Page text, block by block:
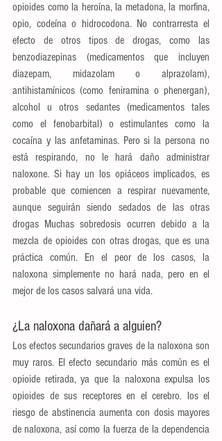
opioides como la heroína, la metadona, la morfina,
opio, codeína o hidrocodona. No contrarresta el
efecto de otros tipos de drogas, como las
benzodiazepinas (medicamentos que incluyen
diazepam, midazolam o alprazolam),
antihistamínicos (como feniramina o phenergan),
alcohol u otros sedantes (medicamentos tales
como el fenobarbital) o estimulantes como la
cocaína y las anfetaminas. Pero si la persona no
está respirando, no le hará daño administrar
naloxone. Si hay un los opiáceos implicados, es
probable que comiencen a respirar nuevamente,
aunque seguirán siendo sedados de las otras
drogas Muchas sobredosis ocurren debido a la
mezcla de opioides con otras drogas, que es una
práctica común. En el peor de los casos, la
naloxona simplemente no hará nada, pero en el
mejor de los casos salvará una vida.
¿La naloxona dañará a alguien?
Los efectos secundarios graves de la naloxona son
muy raros. El efecto secundario más común es el
opioide retirada, ya que la naloxona expulsa los
opioides de sus receptores en el cerebro. los el
riesgo de abstinencia aumenta con dosis mayores
de naloxona, así como la fuerza de la dependencia